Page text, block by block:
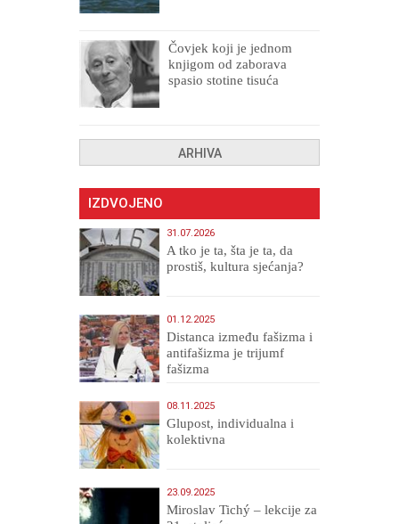
Čovjek koji je jednom
knjigom od zaborava
spasio stotine tisuća
ARHIVA
IZDVOJENO
31.07.2026
A tko je ta, šta je ta, da
prostiš, kultura sjećanja?
01.12.2025
Distanca između fašizma i
antifašizma je trijumf
fašizma
08.11.2025
Glupost, individualna i
kolektivna
23.09.2025
Miroslav Tichý – lekcije za